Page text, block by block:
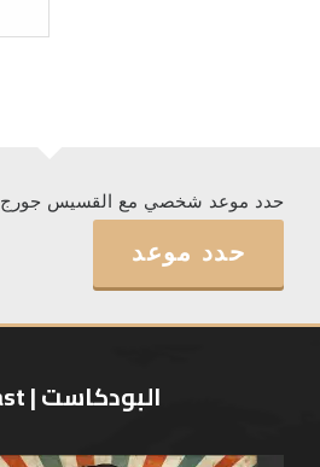
حدد موعد شخصي مع القسيس جورج
حدد موعد
البودكاست | Podcast